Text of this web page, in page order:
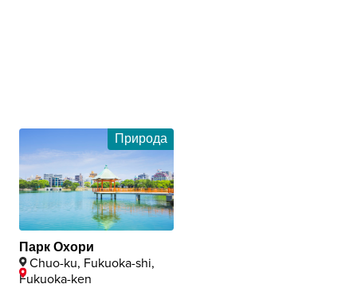
Природа
Парк Охори
Chuo-ku, Fukuoka-shi,
Fukuoka-ken